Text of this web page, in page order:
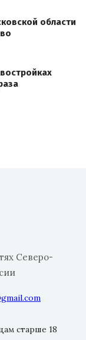
области
Северо-
старше 18